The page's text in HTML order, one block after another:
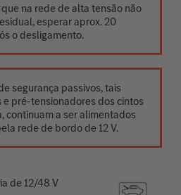
na rede de alta tensão não
esperar aprox. 20
o desligamento.
segurança passivos, tais
e pré-tensionadores dos cintos
continuam a ser alimentados
rede de bordo de 12 V.
de 12/48 V